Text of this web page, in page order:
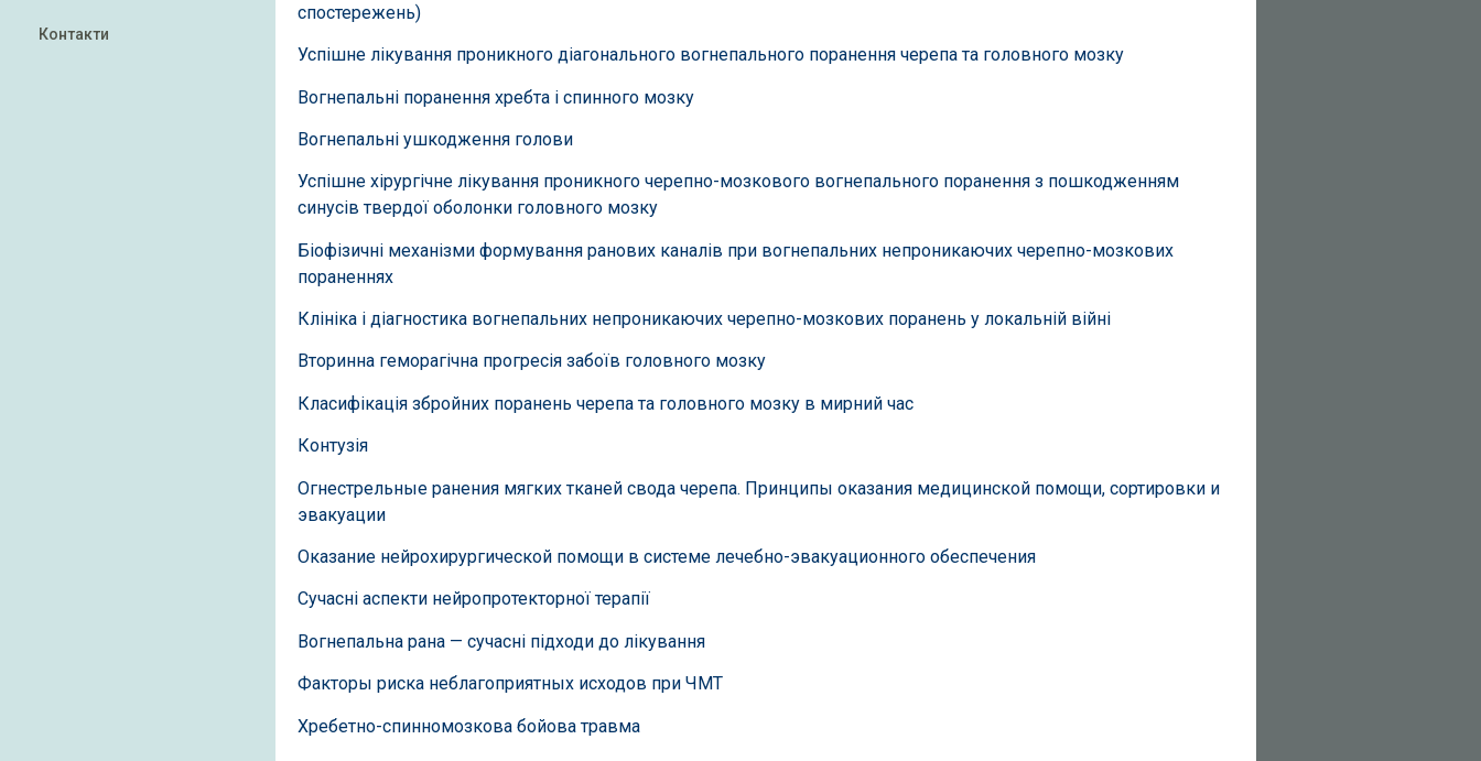
Контакти
спостережень)
Успішне лікування проникного діагонального вогнепального поранення черепа та головного мозку
Вогнепальні поранення хребта і спинного мозку
Вогнепальні ушкодження голови
Успішне хірургічне лікування проникного черепно-мозкового вогнепального поранення з пошкодженням
синусів твердої оболонки головного мозку
Біофізичні механізми формування ранових каналів при вогнепальних непроникаючих черепно-мозкових
пораненнях
Клініка і діагностика вогнепальних непроникаючих черепно-мозкових поранень у локальній війні
Вторинна геморагічна прогресія забоїв головного мозку
Класифікація збройних поранень черепа та головного мозку в мирний час
Контузія
Огнестрельные ранения мягких тканей свода черепа. Принципы оказания медицинской помощи, сортировки и
эвакуации
Оказание нейрохирургической помощи в системе лечебно-эвакуационного обеспечения
Сучасні аспекти нейропротекторної терапії
Вогнепальна рана — сучасні підходи до лікування
Факторы риска неблагоприятных исходов при ЧМТ
Хребетно-спинномозкова бойова травма